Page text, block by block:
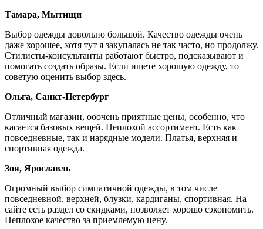
Тамара, Мытищи
Выбор одежды довольно большой. Качество одежды очень
даже хорошее, хотя тут я закупалась не так часто, но продолжу.
Стилисты-консультанты работают быстро, подсказывают и
помогать создать образы. Если ищете хорошую одежду, то
советую оценить выбор здесь.
Ольга, Санкт-Петербург
Отличный магазин, ооочень приятные цены, особенно, что
касается базовых вещей. Неплохой ассортимент. Есть как
повседневные, так и нарядные модели. Платья, верхняя и
спортивная одежда.
Зоя, Ярославль
Огромный выбор симпатичной одежды, в том числе
повседневной, верхней, блузки, кардиганы, спортивная. На
сайте есть раздел со скидками, позволяет хорошо сэкономить.
Неплохое качество за приемлемую цену.